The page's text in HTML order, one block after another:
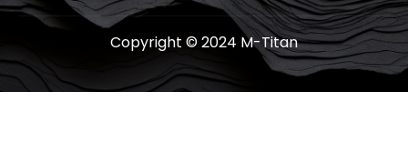
Copyright © 2024 M-Titan